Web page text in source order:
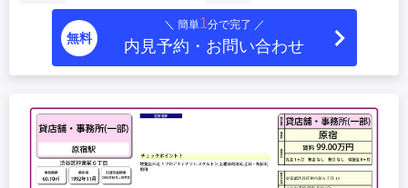
無料
＼ 簡単1分で完了 ／
内見予約・お問い合わせ